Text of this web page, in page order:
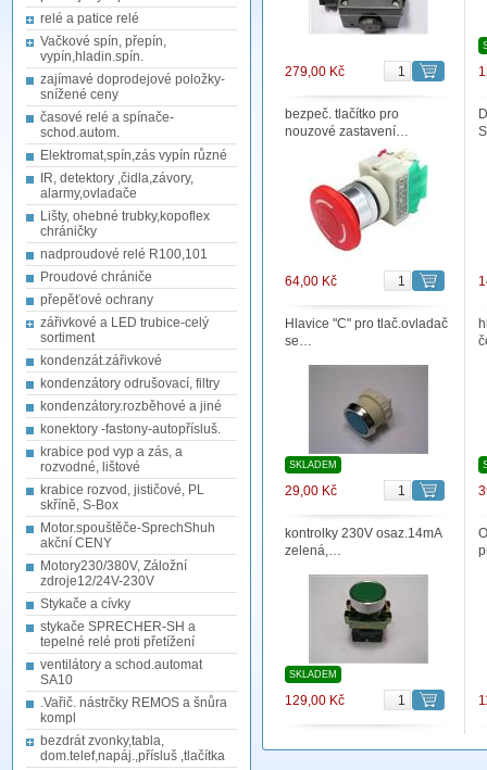
relé a patice relé
Vačkové spín, přepín,
vypín,hladin.spín.
zajímavé doprodejové položky-
snížené ceny
časové relé a spínače-
schod.autom.
Elektromat,spín,zás vypín různé
IR, detektory ,čidla,závory,
alarmy,ovladače
Lišty, ohebné trubky,kopoflex
chráničky
nadproudové relé R100,101
Proudové chrániče
přepěťové ochrany
zářivkové a LED trubice-celý
sortiment
kondenzát.zářivkové
kondenzátory odrušovací, filtry
kondenzátory.rozběhové a jiné
konektory -fastony-autopřísluš.
krabice pod vyp a zás, a
rozvodné, lištové
krabice rozvod, jističové, PL
skříně, S-Box
Motor.spouštěče-SprechShuh
akční CENY
Motory230/380V, Záložní
zdroje12/24V-230V
Stykače a cívky
stykače SPRECHER-SH a
tepelné relé proti přetížení
ventilátory a schod.automat
SA10
.Vařič. nástrčky REMOS a šnůra
kompl
bezdrát zvonky,tabla,
dom.telef,napáj.,přísluš ,tlačítka
279,00 Kč
bezpeč. tlačítko pro
nouzové zastavení…
64,00 Kč
Hlavice "C" pro tlač.ovladač
se…
SKLADEM
29,00 Kč
kontrolky 230V osaz.14mA
zelená,…
SKLADEM
129,00 Kč